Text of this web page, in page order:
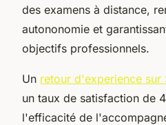
des examens à distance,
autononomie et
objectifs professionnels.
Un retour d'experience sur
un taux de satisfaction de
l'efficacité de